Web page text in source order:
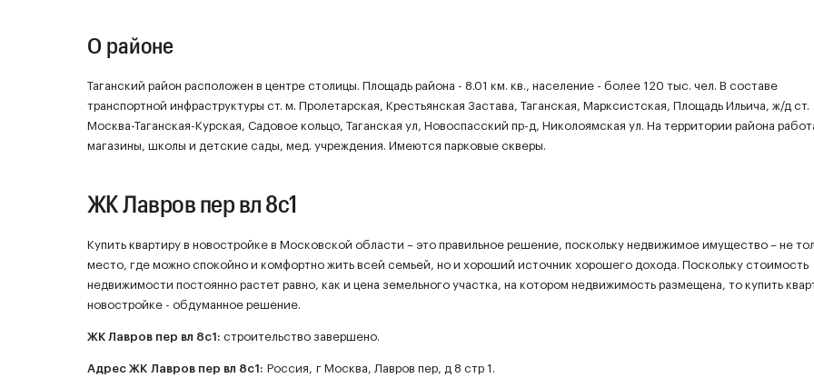
О районе
Таганский район расположен в центре столицы. Площадь района - 8.01 км. кв., население - более 120 тыс. чел. В составе
транспортной инфраструктуры ст. м. Пролетарская, Крестьянская Застава, Таганская, Марксистская, Площадь Ильича, ж/д ст.
Москва-Таганская-Курская, Садовое кольцо, Таганская ул, Новоспасский пр-д, Николоямская ул. На территории района
магазины, школы и детские сады, мед. учреждения. Имеются парковые скверы.
ЖК Лавров пер вл 8с1
Купить квартиру в новостройке в Московской области – это правильное решение, поскольку недвижимое имущество – не
место, где можно спокойно и комфортно жить всей семьей, но и хороший источник хорошего дохода. Поскольку стоимость
недвижимости постоянно растет равно, как и цена земельного участка, на котором недвижимость размещена, то купить
новостройке - обдуманное решение.
ЖК Лавров пер вл 8с1: строительство завершено.
Адрес ЖК Лавров пер вл 8с1: Россия, г Москва, Лавров пер, д 8 стр 1.